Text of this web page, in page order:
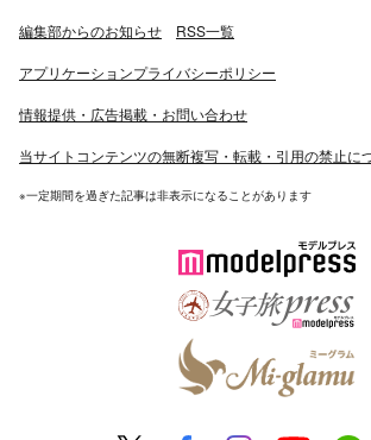
編集部からのお知らせ RSS一覧
アプリケーションプライバシーポリシー
情報提供・広告掲載・お問い合わせ
当サイトコンテンツの無断複写・転載・引用の禁止に
※一定期間を過ぎた記事は非表示になることがあります